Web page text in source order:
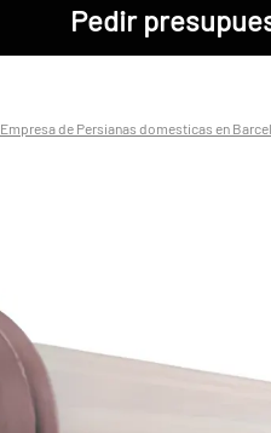
Pedir
Empresa de Persianas domesticas en